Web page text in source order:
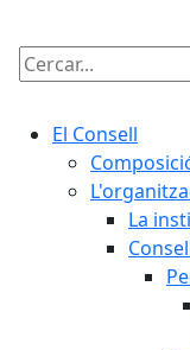
Cercar:
El Consell
La